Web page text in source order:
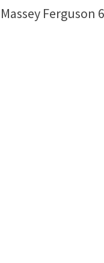
Massey Ferguson